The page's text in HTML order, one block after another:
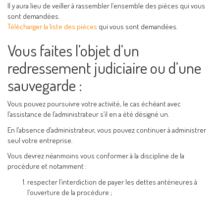
Il y aura lieu de veiller à rassembler l’ensemble des pièces qui vous
sont demandées.
Télécharger la liste des pièces qui vous sont demandées.
Vous faites l’objet d’un
redressement judiciaire ou d’une
sauvegarde :
Vous pouvez poursuivre votre activité, le cas échéant avec
l’assistance de l’administrateur s’il en a été désigné un.
En l’absence d’administrateur, vous pouvez continuer à administrer
seul votre entreprise.
Vous devrez néanmoins vous conformer à la discipline de la
procédure et notamment :
respecter l’interdiction de payer les dettes antérieures à
l’ouverture de la procédure ;